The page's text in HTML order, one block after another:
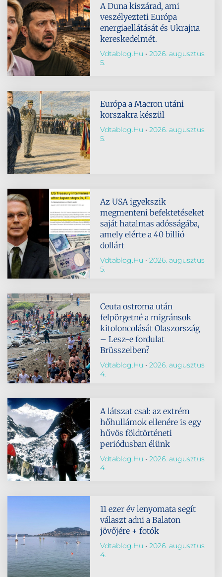
A Duna kiszárad, ami
veszélyezteti Európa
energiaellátását és Ukrajna
kereskedelmét.
Vdtablog.hu
2026. augusztus
5.
Európa a Macron utáni
korszakra készül
Vdtablog.hu
2026. augusztus
5.
Az USA igyekszik
megmenteni befektetéseket
saját hatalmas adósságába,
amely elérte a 40 billió
dollárt
Vdtablog.hu
2026. augusztus
5.
Ceuta ostroma után
felpörgetné a migránsok
kitoloncolását Olaszország
– Lesz-e fordulat
Brüsszelben?
Vdtablog.hu
2026. augusztus
4.
A látszat csal: az extrém
hőhullámok ellenére is egy
hűvös földtörténeti
periódusban élünk
Vdtablog.hu
2026. augusztus
4.
11 ezer év lenyomata segít
választ adni a Balaton
jövőjére + fotók
Vdtablog.hu
2026. augusztus
4.